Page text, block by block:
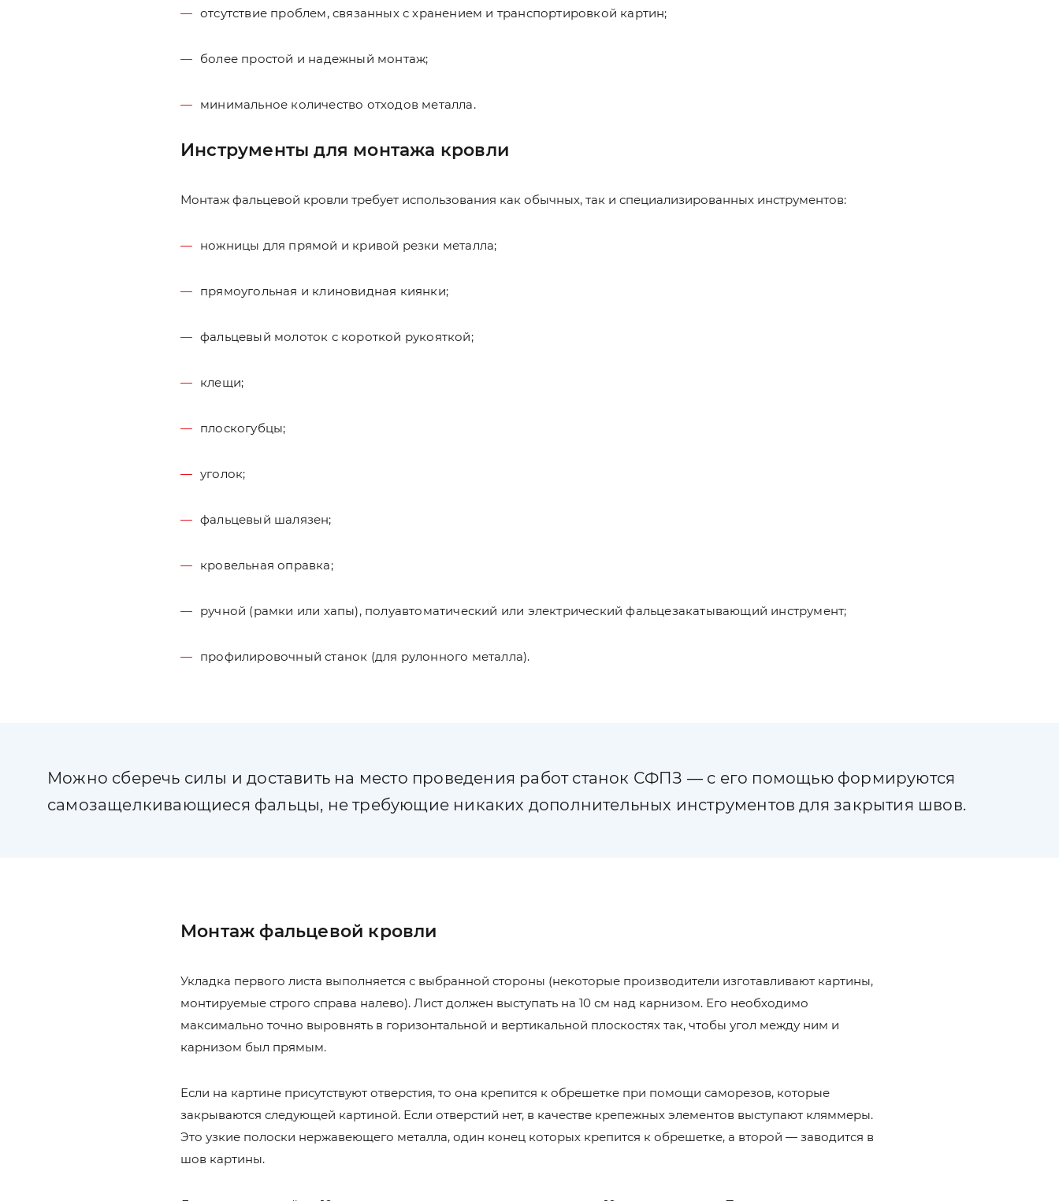
отсутствие проблем, связанных с хранением и транспортировкой картин;
более простой и надежный монтаж;
минимальное количество отходов металла.
Инструменты для монтажа кровли
Монтаж фальцевой кровли требует использования как обычных, так и специализированных инструментов:
ножницы для прямой и кривой резки металла;
прямоугольная и клиновидная киянки;
фальцевый молоток с короткой рукояткой;
клещи;
плоскогубцы;
уголок;
фальцевый шалязен;
кровельная оправка;
ручной (рамки или хапы), полуавтоматический или электрический фальцезакатывающий инструмент;
профилировочный станок (для рулонного металла).
Можно сберечь силы и доставить на место проведения работ станок СФПЗ — с его помощью формируются
самозащелкивающиеся фальцы, не требующие никаких дополнительных инструментов для закрытия швов.
Монтаж фальцевой кровли
Укладка первого листа выполняется с выбранной стороны (некоторые производители изготавливают картины,
монтируемые строго справа налево). Лист должен выступать на 10 см над карнизом. Его необходимо
максимально точно выровнять в горизонтальной и вертикальной плоскостях так, чтобы угол между ним и
карнизом был прямым.
Если на картине присутствуют отверстия, то она крепится к обрешетке при помощи саморезов, которые
закрываются следующей картиной. Если отверстий нет, в качестве крепежных элементов выступают кляммеры.
Это узкие полоски нержавеющего металла, один конец которых крепится к обрешетке, а второй — заводится в
шов картины.